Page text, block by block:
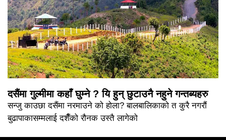
दसैंमा गुल्मीमा कहाँ घुम्ने ? यि हुन् छुटाउनै नहुने गन्तब्यहरु
सन्जु काउछा दसैंमा नरमाउने को होला? बालबालिकाको त कुरै नगरौं
बुढापाकासम्मलाई दशैँको रौनक उस्तै लागेको